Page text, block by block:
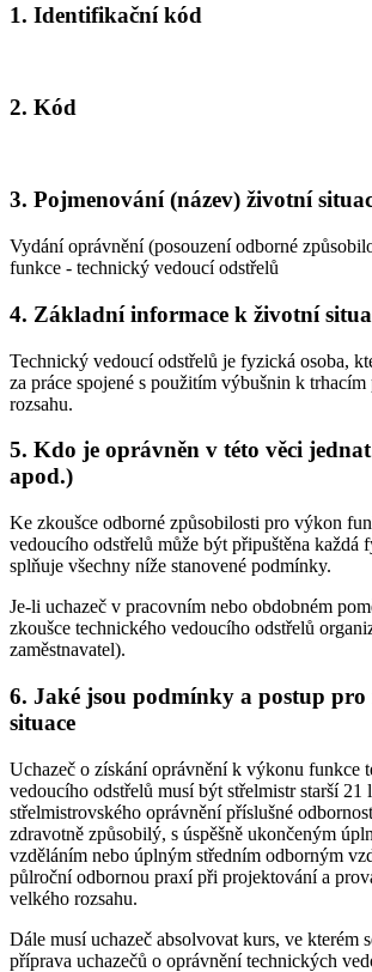
1. Identifikační kód
2. Kód
3. Pojmenování (název) životní
Vydání oprávnění (posouzení odborné
funkce - technický vedoucí odstřelů
4. Základní informace k životní
Technický vedoucí odstřelů je fyzická osoba,
za práce spojené s použitím výbušnin k
rozsahu.
5. Kdo je oprávněn v této věci
apod.)
Ke zkoušce odborné způsobilosti pro výkon
vedoucího odstřelů může být připuštěna každá
splňuje všechny níže stanovené podmínky.
Je-li uchazeč v pracovním nebo obdobném
zkoušce technického vedoucího odstřelů
zaměstnavatel).
6. Jaké jsou podmínky a postup pro
situace
Uchazeč o získání oprávnění k výkonu funkce
vedoucího odstřelů musí být střelmistr starší 21
střelmistrovského oprávnění příslušné
zdravotně způsobilý, s úspěšně ukončeným
vzděláním nebo úplným středním odborným
půlroční odbornou praxí při projektování a
velkého rozsahu.
Dále musí uchazeč absolvovat kurs, ve kterém
příprava uchazečů o oprávnění technických